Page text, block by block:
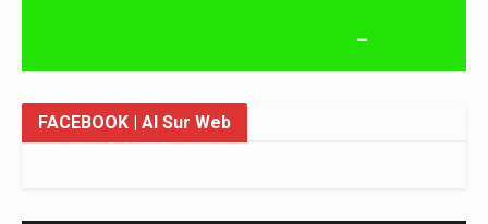
FACEBOOK | Al Sur Web